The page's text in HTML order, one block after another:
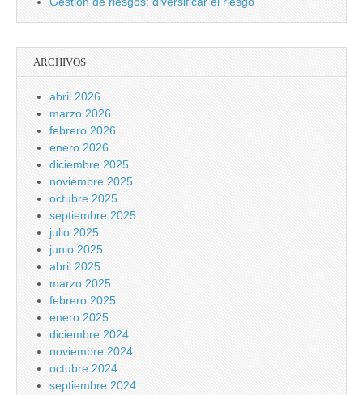
ARCHIVOS
abril 2026
marzo 2026
febrero 2026
enero 2026
diciembre 2025
noviembre 2025
octubre 2025
septiembre 2025
julio 2025
junio 2025
abril 2025
marzo 2025
febrero 2025
enero 2025
diciembre 2024
noviembre 2024
octubre 2024
septiembre 2024